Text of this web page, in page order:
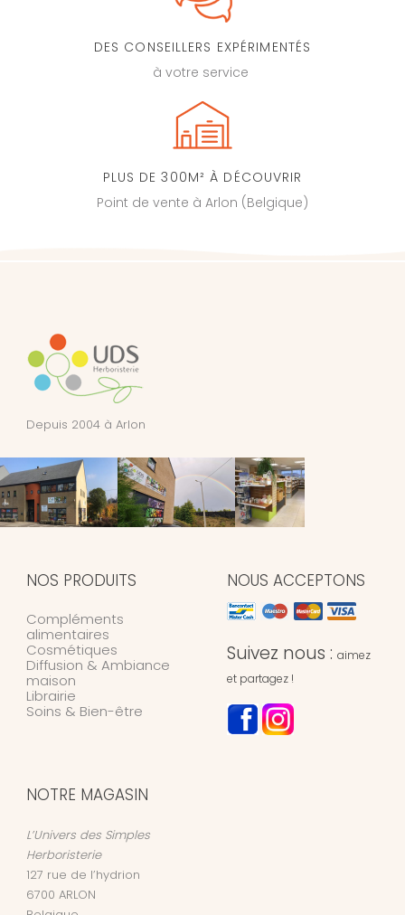
DES CONSEILLERS EXPÉRIMENTÉS
à votre service
PLUS DE 300M² À DÉCOUVRIR
Point de vente à Arlon (Belgique)
Depuis 2004 à Arlon
NOS PRODUITS
Compléments
alimentaires
Cosmétiques
Diffusion & Ambiance
maison
Librairie
Soins & Bien-être
NOUS ACCEPTONS
Suivez nous : aimez
et partagez !
NOTRE MAGASIN
L’Univers des Simples
Herboristerie
127 rue de l’hydrion
6700 ARLON